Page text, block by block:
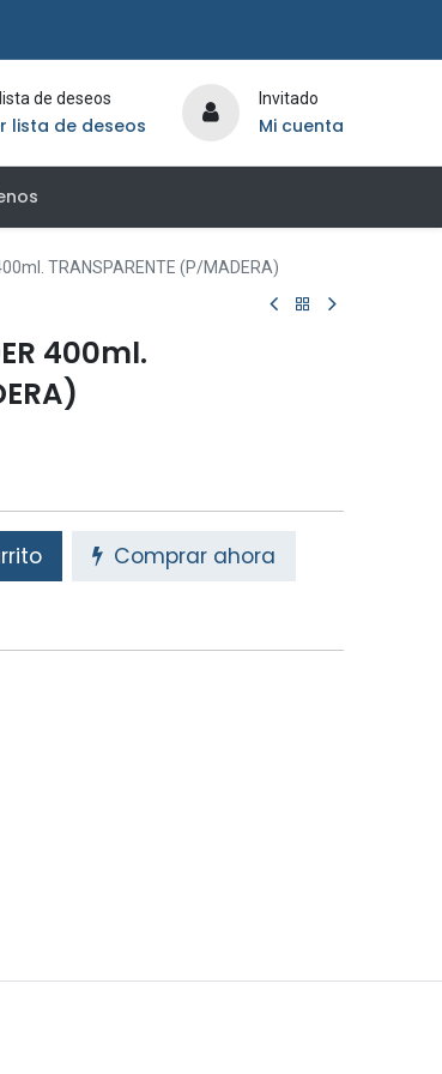
de deseos
lista de deseos
Invitado
Mi cuenta
TRANSPARENTE (P/MADERA)
400ml.
Comprar ahora